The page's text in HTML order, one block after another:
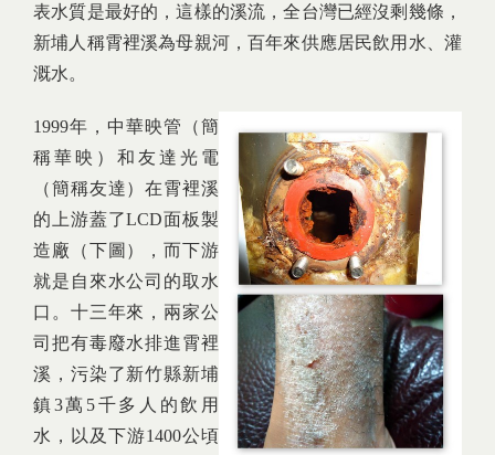
表水質是最好的，這樣的溪流，全台灣已經沒剩幾條，
新埔人稱霄裡溪為母親河，百年來供應居民飲用水、灌
溉水。
1999年，中華映管（簡
稱華映）和友達光電
（簡稱友達）在霄裡溪
的上游蓋了LCD面板製
造廠（下圖），而下游
就是自來水公司的取水
口。十三年來，兩家公
司把有毒廢水排進霄裡
溪，污染了新竹縣新埔
鎮3萬5千多人的飲用
水，以及下游1400公頃